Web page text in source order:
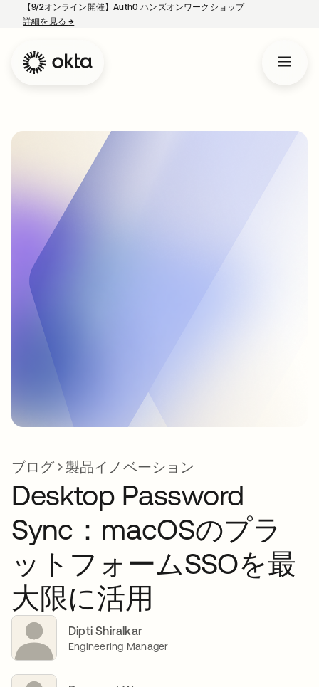
【9/2オンライン開催】Auth0 ハンズオンワークショップ
詳細を見る→
ブログ 製品イノベーション
Desktop Password
Sync：macOSのプラ
ットフォームSSOを最
大限に活用
Dipti Shiralkar
Engineering Manager